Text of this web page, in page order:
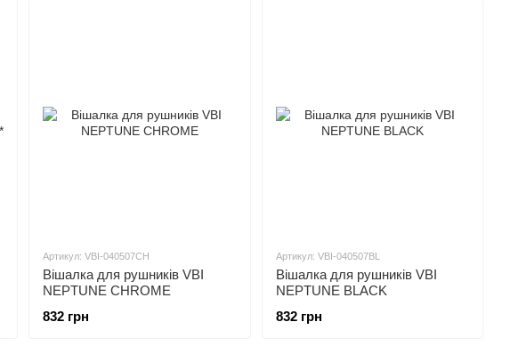
Артикул: VBI-040507CH
Вішалка для рушників VBI
NEPTUNE CHROME
832 грн
Артикул: VBI-040507BL
Вішалка для рушників VBI
NEPTUNE BLACK
832 грн